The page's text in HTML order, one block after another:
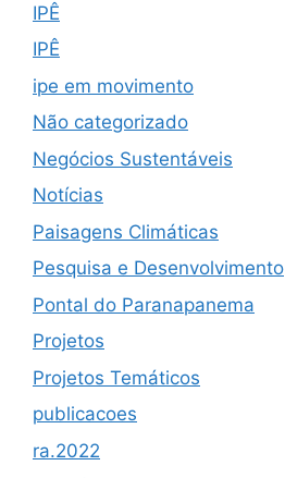
IPÊ
IPÊ
ipe em movimento
Não categorizado
Negócios Sustentáveis
Notícias
Paisagens Climáticas
Pesquisa e Desenvolvimento
Pontal do Paranapanema
Projetos
Projetos Temáticos
publicacoes
ra.2022